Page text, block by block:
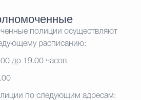
полиции осуществляют
расписанию:
до 19.00 часов
по следующим адресам: